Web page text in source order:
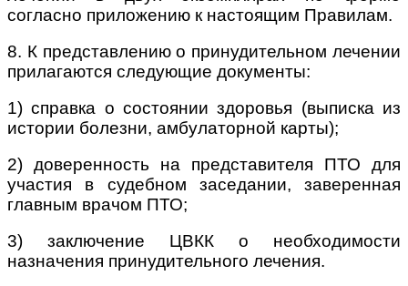
согласно приложению к настоящим Правилам.
8. К представлению о принудительном лечении
прилагаются следующие документы:
1) справка о состоянии здоровья (выписка из
истории болезни, амбулаторной карты);
2) доверенность на представителя ПТО для
участия в судебном заседании, заверенная
главным врачом ПТО;
3) заключение ЦВКК о необходимости
назначения принудительного лечения.